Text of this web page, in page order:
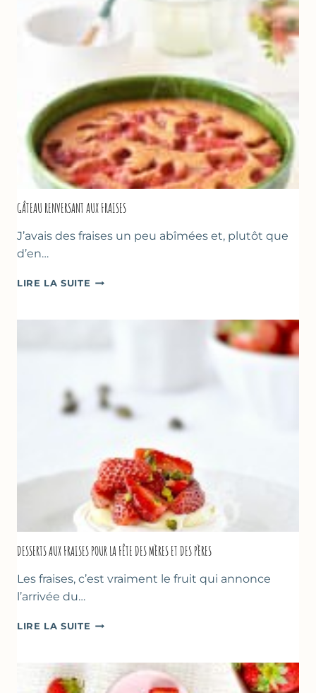
GÂTEAU RENVERSANT AUX FRAISES
J’avais des fraises un peu abîmées et, plutôt que
d’en…
LIRE LA SUITE GÂTEAU
FRAISES
DESSERTS AUX FRAISES POUR LA FÊTE DES MÈRES ET DES PÈRES
Les fraises, c’est vraiment le fruit qui annonce
l’arrivée du…
LIRE LA SUITE DESSERTS
POUR